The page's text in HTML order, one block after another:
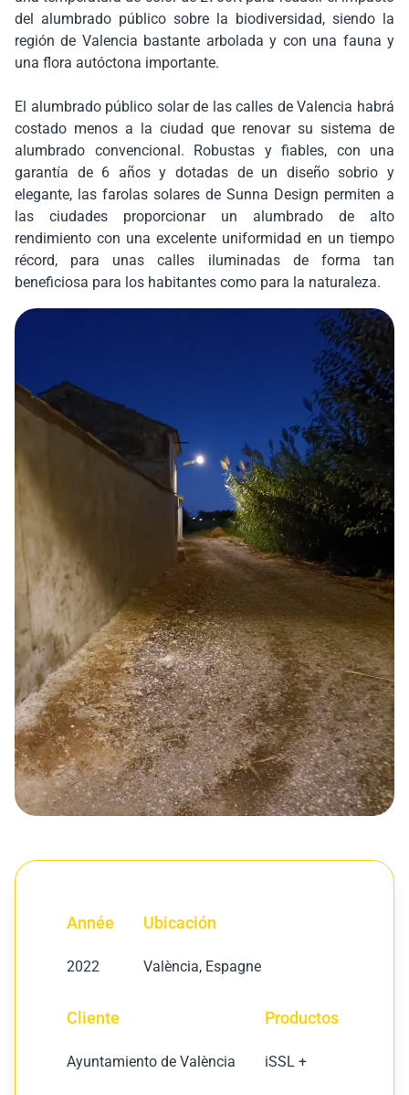
del alumbrado público sobre la biodiversidad, siendo la
región de Valencia bastante arbolada y con una fauna y
una flora autóctona importante.
El alumbrado público solar de las calles de Valencia habrá
costado menos a la ciudad que renovar su sistema de
alumbrado convencional. Robustas y fiables, con una
garantía de 6 años y dotadas de un diseño sobrio y
elegante, las farolas solares de Sunna Design permiten a
las ciudades proporcionar un alumbrado de alto
rendimiento con una excelente uniformidad en un tiempo
récord, para unas calles iluminadas de forma tan
beneficiosa para los habitantes como para la naturaleza.
Année
2022
Ubicación
València, Espagne
Cliente
Ayuntamiento de València
Productos
iSSL +